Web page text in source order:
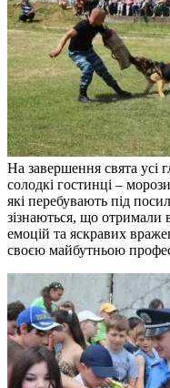
На завершення свята усі
солодкі гостинці –
які перебувають під
зізнаються, що отримали
емоцій та яскравих
своєю майбутньою